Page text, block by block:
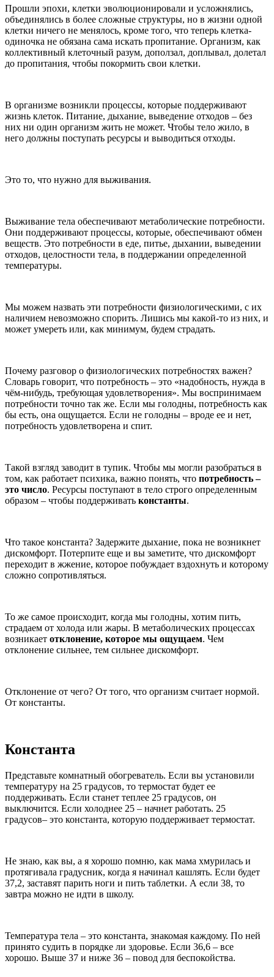
Прошли эпохи, клетки эволюционировали и усложнялись,
объединялись в более сложные структуры, но в жизни одной
клетки ничего не менялось, кроме того, что теперь клетка-
одиночка не обязана сама искать пропитание. Организм, как
коллективный клеточный разум, доползал, доплывал, долетал
до пропитания, чтобы покормить свои клетки.
В организме возникли процессы, которые поддерживают
жизнь клеток. Питание, дыхание, выведение отходов – без
них ни один организм жить не может. Чтобы тело жило, в
него должны поступать ресурсы и выводиться отходы.
Это то, что нужно для выживания.
Выживание тела обеспечивают метаболические потребности.
Они поддерживают процессы, которые, обеспечивают обмен
веществ. Это потребности в еде, питье, дыхании, выведении
отходов, целостности тела, в поддержании определенной
температуры.
Мы можем назвать эти потребности физиологическими, с их
наличием невозможно спорить. Лишись мы какой-то из них, и
может умереть или, как минимум, будем страдать.
Почему разговор о физиологических потребностях важен?
Словарь говорит, что потребность – это «надобность, нужда в
чём-нибудь, требующая удовлетворения». Мы воспринимаем
потребности точно так же. Если мы голодны, потребность как
бы есть, она ощущается. Если не голодны – вроде ее и нет,
потребность удовлетворена и спит.
Такой взгляд заводит в тупик. Чтобы мы могли разобраться в
том, как работает психика, важно понять, что потребность –
это число. Ресурсы поступают в тело строго определенным
образом – чтобы поддерживать константы.
Что такое константа? Задержите дыхание, пока не возникнет
дискомфорт. Потерпите еще и вы заметите, что дискомфорт
переходит в жжение, которое побуждает вздохнуть и которому
сложно сопротивляться.
То же самое происходит, когда мы голодны, хотим пить,
страдаем от холода или жары. В метаболических процессах
возникает отклонение, которое мы ощущаем. Чем
отклонение сильнее, тем сильнее дискомфорт.
Отклонение от чего? От того, что организм считает нормой.
От константы.
Константа
Представьте комнатный обогреватель. Если вы установили
температуру на 25 градусов, то термостат будет ее
поддерживать. Если станет теплее 25 градусов, он
выключится. Если холоднее 25 – начнет работать. 25
градусов– это константа, которую поддерживает термостат.
Не знаю, как вы, а я хорошо помню, как мама хмурилась и
протягивала градусник, когда я начинал кашлять. Если будет
37,2, заставят парить ноги и пить таблетки. А если 38, то
завтра можно не идти в школу.
Температура тела – это константа, знакомая каждому. По ней
принято судить в порядке ли здоровье. Если 36,6 – все
хорошо. Выше 37 и ниже 36 – повод для беспокойства.